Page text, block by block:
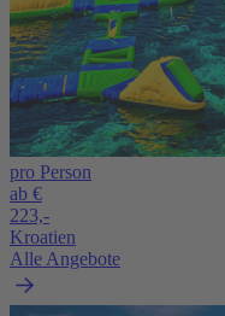
pro Person
ab €
223,-
Kroatien
Alle Angebote